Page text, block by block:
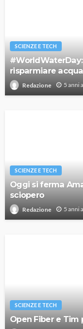
SCIENZE E TECH
risparmiare
Redazione 5 anni
SCIENZE E TECH
Oggi si ferma
sciopero
Redazione 5 anni
SCIENZE E TECH
Open Fiber e Tim